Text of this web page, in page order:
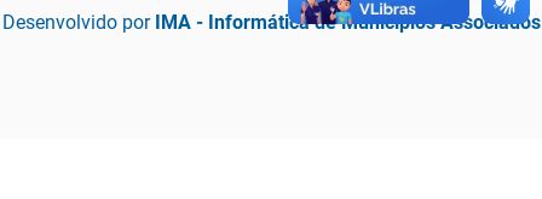
Desenvolvido por IMA - Informática de Municípios Associados